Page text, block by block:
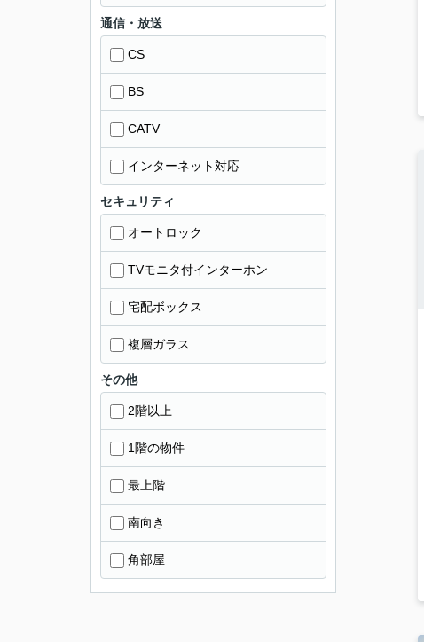
通信・放送
CS
BS
CATV
インターネット対応
セキュリティ
オートロック
TVモニタ付インターホン
宅配ボックス
複層ガラス
その他
2階以上
1階の物件
最上階
南向き
角部屋